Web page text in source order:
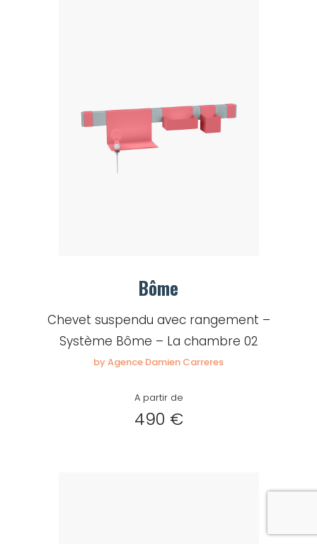
Bôme
Chevet suspendu avec rangement –
Système Bôme – La chambre 02
by Agence Damien Carreres
A partir de
490 €